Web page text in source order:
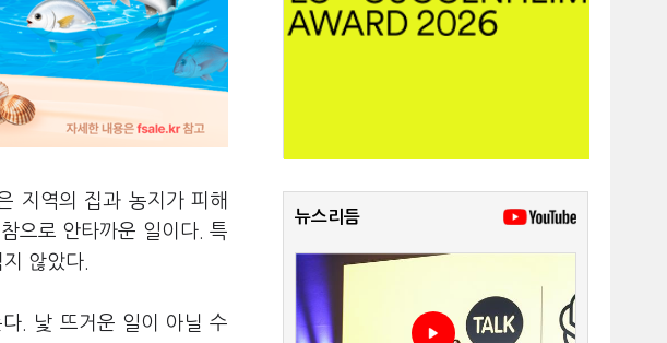
지역의 집과 농지가 피해
으로 안타까운 일이다. 특
않았다.
. 낯 뜨거운 일이 아닐 수
뉴스리듬